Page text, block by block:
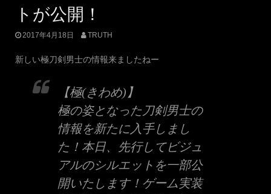
トが公開！
2017年4月18日 TRUTH
新しい極刀剣男士の情報来ましたねー
【極(きわめ)】
極の姿となった刀剣男士の
情報を新たに入手しまし
た！本日、先行してビジュ
アルのシルエットを一部公
開いたします！ゲーム実装